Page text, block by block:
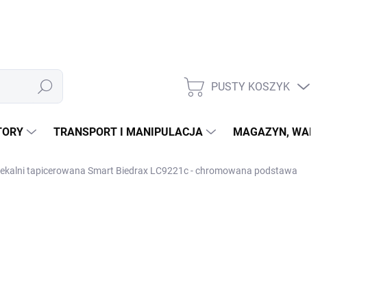
Szukaj KOSZYK
PUSTY KOSZYK
TRANSPORT I MANIPULACJA MAGAZYN, WARSZTAT
tapicerowana Smart Biedrax LC9221c - chromowana podstawa